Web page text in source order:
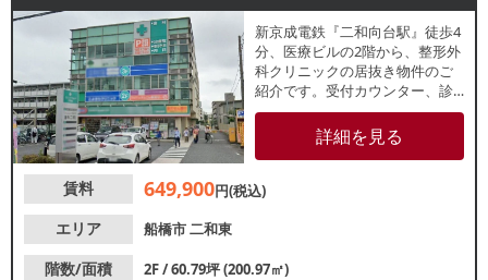
新京成電鉄『二和向台駅』徒歩4
分、医療ビルの2階から、整形外
科クリニックの居抜き物件のご
紹介です。受付カウンター、診
察室、施術室などがあり、同業
の方でしたら内装工事費用をお
さえての開業が可能です。他フ
相乗効果で近隣住民の日常的な
詳細を見る
賃料 649,900円(税込)
エリア
船橋市二和東
階数/面積
2F / 60.79坪 (200.97㎡)